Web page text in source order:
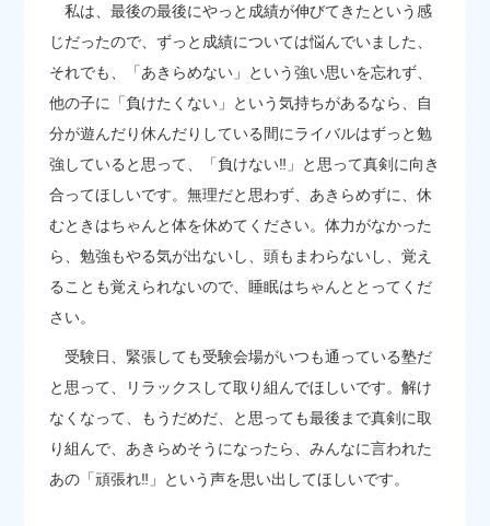
私は、最後の最後にやっと成績が伸びてきたという感
じだったので、ずっと成績については悩んでいました、
それでも、「あきらめない」という強い思いを忘れず、
他の子に「負けたくない」という気持ちがあるなら、自
分が遊んだり休んだりしている間にライバルはずっと勉
強していると思って、「負けない‼」と思って真剣に向き
合ってほしいです。無理だと思わず、あきらめずに、休
むときはちゃんと体を休めてください。体力がなかった
ら、勉強もやる気が出ないし、頭もまわらないし、覚え
ることも覚えられないので、睡眠はちゃんととってくだ
さい。
受験日、緊張しても受験会場がいつも通っている塾だ
と思って、リラックスして取り組んでほしいです。解け
なくなって、もうだめだ、と思っても最後まで真剣に取
り組んで、あきらめそうになったら、みんなに言われた
あの「頑張れ‼」という声を思い出してほしいです。